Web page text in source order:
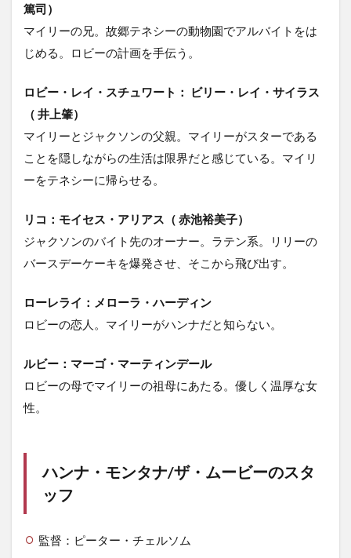
篤司）
マイリーの兄。故郷テネシーの動物園でアルバイトをは
じめる。ロビーの計画を手伝う。
ロビー・レイ・スチュワート： ビリー・レイ・サイラス
（ 井上肇）
マイリーとジャクソンの父親。マイリーがスターである
ことを隠しながらの生活は限界だと感じている。マイリ
ーをテネシーに帰らせる。
リコ：モイセス・アリアス（ 赤池裕美子）
ジャクソンのバイト先のオーナー。ラテン系。リリーの
バースデーケーキを爆発させ、そこから飛び出す。
ローレライ：メローラ・ハーディン
ロビーの恋人。マイリーがハンナだと知らない。
ルビー：マーゴ・マーティンデール
ロビーの母でマイリーの祖母にあたる。優しく温厚な女
性。
ハンナ・モンタナ/ザ・ムービーのスタ
ッフ
監督：ピーター・チェルソム